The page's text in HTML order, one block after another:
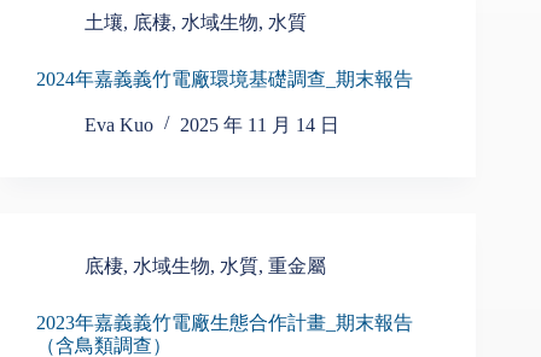
土壤, 底棲, 水域生物, 水質
2024年嘉義義竹電廠環境基礎調查_期末報告
Eva Kuo 2025 年 11 月 14 日
底棲, 水域生物, 水質, 重金屬
2023年嘉義義竹電廠生態合作計畫_期末報告
（含鳥類調查）